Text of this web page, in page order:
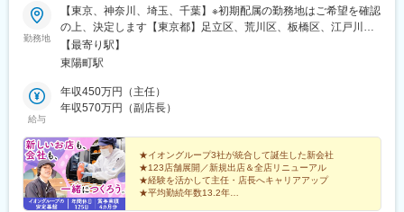
宿駅、日暮里駅、千住大橋駅、東あずま駅、下板橋駅、本駒込
駅、中野富士見町駅、笹塚駅、入谷駅(東京都)、石川台駅、用賀
駅、梅屋敷駅(東京都)、田端駅、ときわ台駅(東京都)、池袋駅、品
川シーサイド駅、阿佐ケ谷駅、芦花公園駅、町屋駅(京成線)、御徒
町駅、代々木八幡駅、武蔵小山駅、若林駅(東京都)、世田谷代田
駅、桜台駅(東京都)、戸越銀座駅、千鳥町駅、京急蒲田駅、京成小
岩駅、鮫洲駅、荏原中延駅、新高島平駅、成城学園前駅、北池袋
駅、新宿三丁目駅、新富町駅(東京都)、下赤塚駅、三ノ輪橋駅、京
急鶴見駅、神楽坂駅、新丸子駅、田町駅(東京都)、千駄ケ谷駅、馬
喰町駅、春日駅(東京都)、根津駅、田原町駅(東京都)、大崎広小路
駅、下落合駅、代官山駅、尾山台駅、門前仲町駅、東神奈川駅、
横浜駅、都立家政駅、西早稲田駅、黄金町駅、早稲田駅(東京メト
勤務地
【東京、神奈川、埼玉、千葉】※初期配属の勤務地はご希望を確認
の上、決定します【東京都】足立区、荒川区、板橋区、江戸川
区、大田区、葛飾区、北区、江東区、品川区、渋谷区、新宿区、
杉並区、墨田区、世田谷区、中央区、千代田区、豊島区、中野
市、小平市、立川市、多摩市、西東京市、八王子市、東大和市、
日野市、町田市、三鷹市、武蔵野市【千葉県】千葉市、市川市、
松戸市【埼玉県】蕨市、さいたま市、草加市【神奈川県】川崎
市、相模原市、横浜市、藤沢市、座間市★選べる働き方で、長く
活躍できる￣￣V￣￣￣￣￣￣￣￣￣￣￣￣ライフスタイルや希望
に合わせて、以下2つの働き方から選択できます。■エリア限定勤
務自宅から通勤可能な範囲で勤務■広域勤務関東エリア内での転居
【最寄り駅】
東陽町駅
給与
年収450万円（主任）
年収570万円（副店長）
★イオングループ3社が統合して誕生した新会社
★123店舗展開／新規出店＆全店リニューアル
★経験を活かして主任・店長へキャリアアップ
★平均勤続年数13.2年